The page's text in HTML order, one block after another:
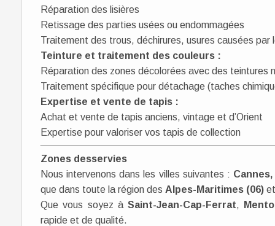
Réparation des lisières
Retissage des parties usées ou endommagées
Traitement des trous, déchirures, usures causées par
Teinture et traitement des couleurs :
Réparation des zones décolorées avec des teintures
Traitement spécifique pour détachage (taches
Expertise et vente de tapis :
Achat et vente de tapis anciens, vintage et d’Orient
Expertise pour valoriser vos tapis de collection
Zones desservies
Nous intervenons dans les villes suivantes :
que dans toute la région des Alpes-Maritimes (06)
Que vous soyez à Saint-Jean-Cap-Ferrat,
rapide et de qualité.